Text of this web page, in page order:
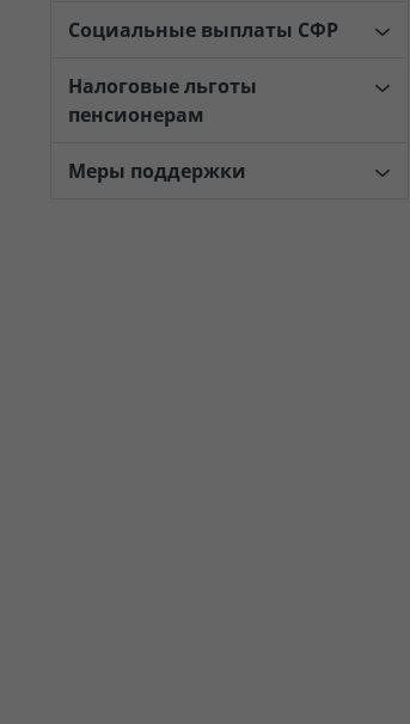
Социальные выплаты СФР
Налоговые льготы
пенсионерам
Меры поддержки